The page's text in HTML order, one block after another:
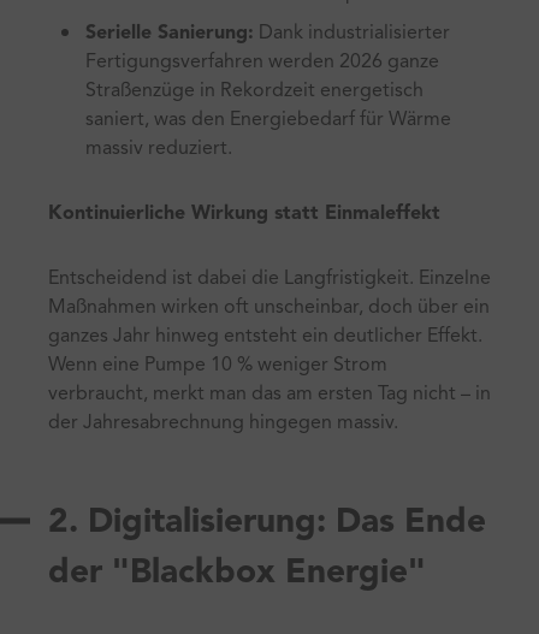
Serielle Sanierung: Dank industrialisierter
Fertigungsverfahren werden 2026 ganze
Straßenzüge in Rekordzeit energetisch
saniert, was den Energiebedarf für Wärme
massiv reduziert.
Kontinuierliche Wirkung statt Einmaleffekt
Entscheidend ist dabei die Langfristigkeit. Einzelne
Maßnahmen wirken oft unscheinbar, doch über ein
ganzes Jahr hinweg entsteht ein deutlicher Effekt.
Wenn eine Pumpe 10 % weniger Strom
verbraucht, merkt man das am ersten Tag nicht – in
der Jahresabrechnung hingegen massiv.
2. Digitalisierung: Das Ende
der "Blackbox Energie"